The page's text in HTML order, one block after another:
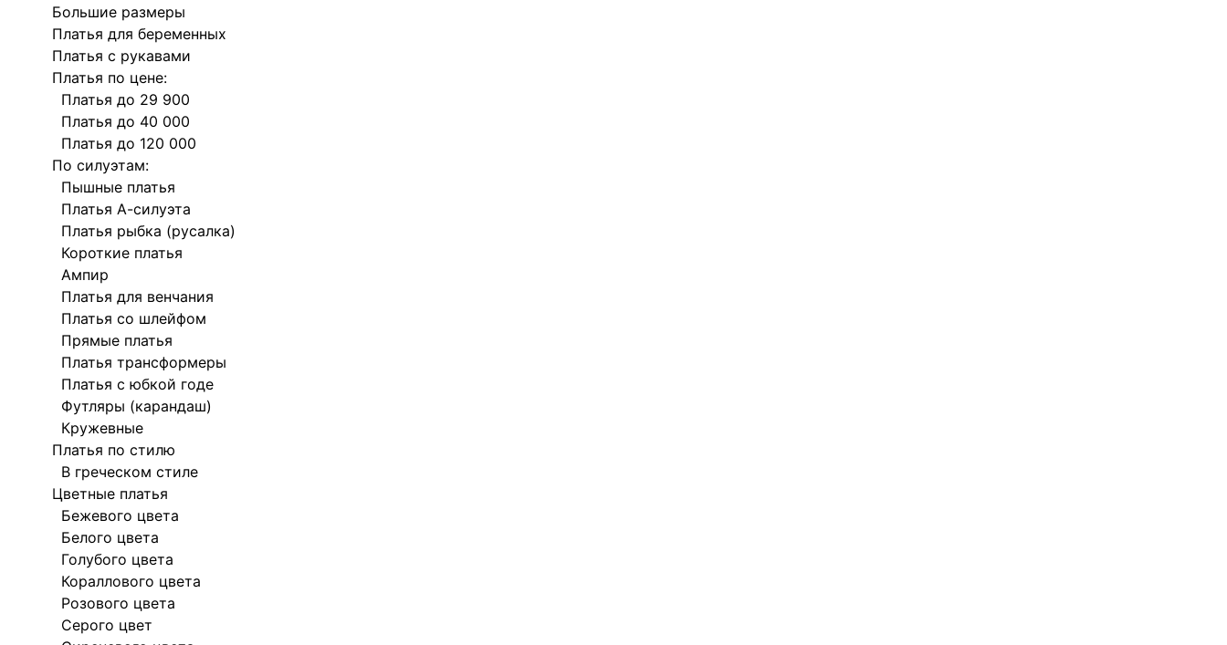
Большие размеры
Платья для беременных
Платья с рукавами
Платья по цене:
Платья до 29 900
Платья до 40 000
Платья до 120 000
По силуэтам:
Пышные платья
Платья А-силуэта
Платья рыбка (русалка)
Короткие платья
Ампир
Платья для венчания
Платья со шлейфом
Прямые платья
Платья трансформеры
Платья с юбкой годе
Футляры (карандаш)
Кружевные
Платья по стилю
В греческом стиле
Цветные платья
Бежевого цвета
Белого цвета
Голубого цвета
Кораллового цвета
Розового цвета
Серого цвет